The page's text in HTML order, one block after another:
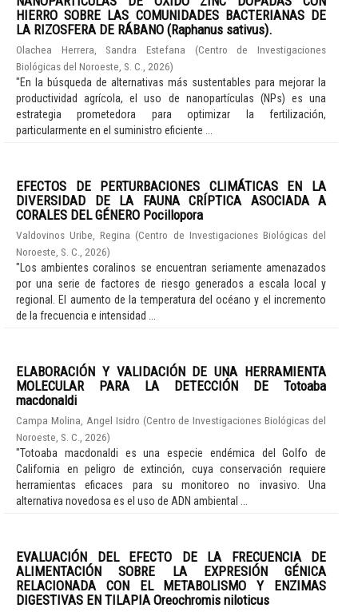
HIERRO SOBRE LAS COMUNIDADES BACTERIANAS DE
LA RIZOSFERA DE RÁBANO (Raphanus sativus).
Olachea Herrera, Sandra Estefana (Centro de Investigaciones
Biológicas del Noroeste, S. C.
2026)
"En la búsqueda de alternativas más sustentables para mejorar la
productividad agrícola, el uso de nanopartículas (NPs) es una
estrategia prometedora para optimizar la fertilización,
particularmente en el suministro eficiente ...
EFECTOS DE PERTURBACIONES CLIMÁTICAS EN LA
DIVERSIDAD DE LA FAUNA CRÍPTICA ASOCIADA A
CORALES DEL GÉNERO Pocillopora
Valdovinos Uribe, Regina (Centro de Investigaciones Biológicas del
Noroeste, S. C.
2026)
"Los ambientes coralinos se encuentran seriamente amenazados
por una serie de factores de riesgo generados a escala local y
regional. El aumento de la temperatura del océano y el incremento
de la frecuencia e intensidad ...
ELABORACIÓN Y VALIDACIÓN DE UNA HERRAMIENTA
MOLECULAR PARA LA DETECCIÓN DE Totoaba
macdonaldi
Campa Molina, Angel Isidro (Centro de Investigaciones Biológicas del
Noroeste, S. C.
2026)
"Totoaba macdonaldi es una especie endémica del Golfo de
California en peligro de extinción, cuya conservación requiere
herramientas eficaces para su monitoreo no invasivo. Una
alternativa novedosa es el uso de ADN ambiental ...
EVALUACIÓN DEL EFECTO DE LA FRECUENCIA DE
ALIMENTACIÓN SOBRE LA EXPRESIÓN GÉNICA
RELACIONADA CON EL METABOLISMO Y ENZIMAS
DIGESTIVAS EN TILAPIA Oreochromis niloticus